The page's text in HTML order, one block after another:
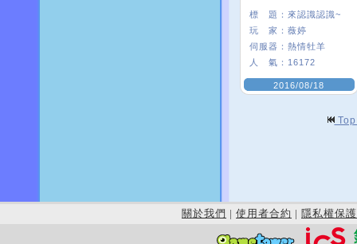
標 題： 來認識認識~
玩 家： 薇婷
伺服器： 熱情牡羊
人 氣： 16172
2016/08/18
關於我們 | 使用者合約 | 隱私權保護